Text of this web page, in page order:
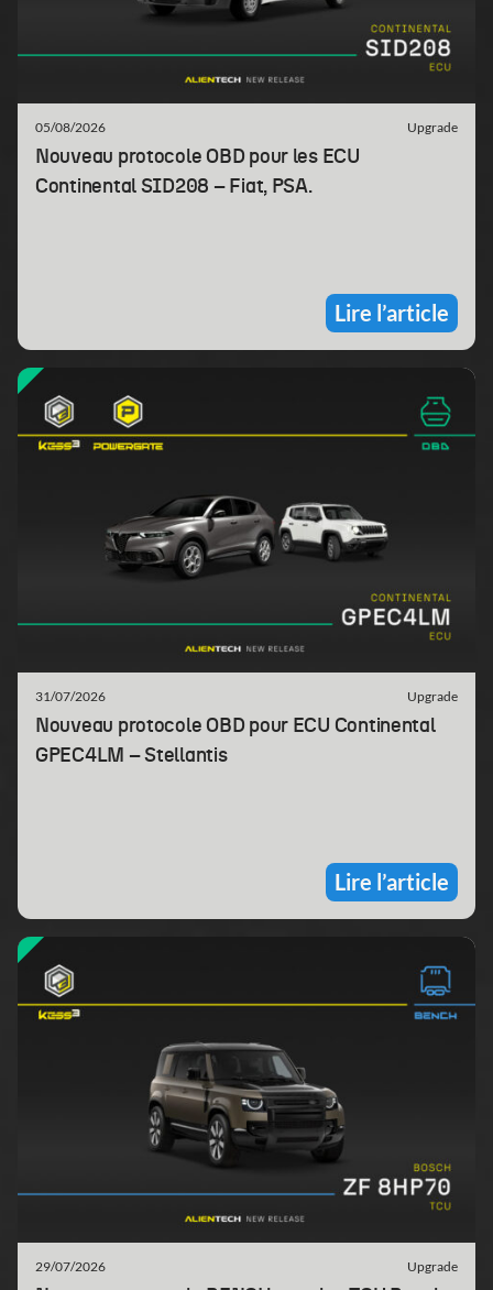
05/08/2026 Upgrade
Nouveau protocole OBD pour les ECU
Continental SID208 – Fiat, PSA.
Lire l’article
31/07/2026 Upgrade
Nouveau protocole OBD pour ECU Continental
GPEC4LM – Stellantis
Lire l’article
29/07/2026 Upgrade